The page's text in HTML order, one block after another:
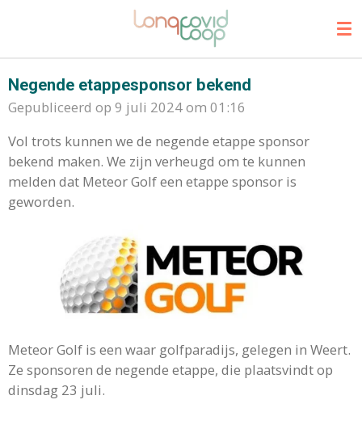
de
hoofdinhoud
Negende etappesponsor bekend
Gepubliceerd op 9 juli 2024 om 01:16
Vol trots kunnen we de negende etappe sponsor
bekend maken. We zijn verheugd om te kunnen
melden dat Meteor Golf een etappe sponsor is
geworden.
Meteor Golf is een waar golfparadijs, gelegen in Weert.
Ze sponsoren de negende etappe, die plaatsvindt op
dinsdag 23 juli.